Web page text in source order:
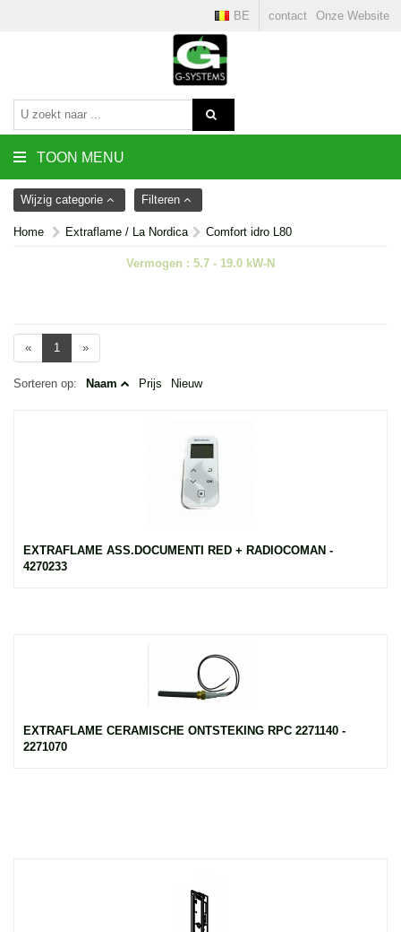
contact Onze Website
BE
TOON MENU
Wijzig categorie Filteren
Home Extraflame / La Nordica Comfort idro L80
Vermogen : 5.7 - 19.0 kW-N
« 1 »
Sorteren op: Naam Prijs Nieuw
EXTRAFLAME ASS.DOCUMENTI RED + RADIOCOMAN -
4270233
EXTRAFLAME CERAMISCHE ONTSTEKING RPC 2271140 -
2271070